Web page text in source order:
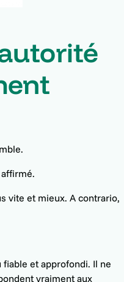
vite et mieux. A contrario,
et approfondi. Il ne
vraiment aux